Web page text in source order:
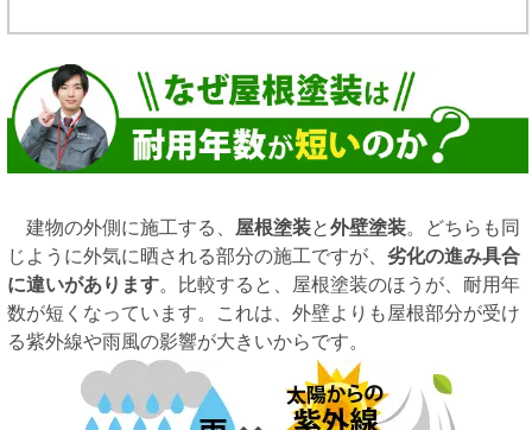
建物の外側に施工する、 屋根塗装と外壁塗装。どちらも同
じように外気に晒される部分の施工ですが、 劣化の進み具合
に違いがあります。比較すると、屋根塗装のほうが、耐用年
数が短くなっています。これは、外壁よりも屋根部分が受け
る紫外線や雨風の影響が大きいからです。